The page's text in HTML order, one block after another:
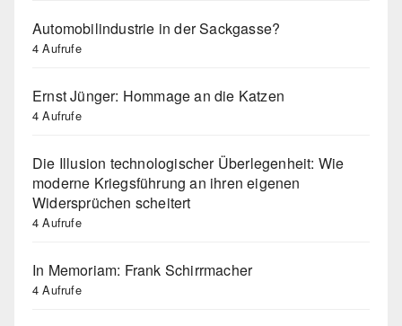
Automobilindustrie in der Sackgasse?
4 Aufrufe
Ernst Jünger: Hommage an die Katzen
4 Aufrufe
Die Illusion technologischer Überlegenheit: Wie
moderne Kriegsführung an ihren eigenen
Widersprüchen scheitert
4 Aufrufe
In Memoriam: Frank Schirrmacher
4 Aufrufe